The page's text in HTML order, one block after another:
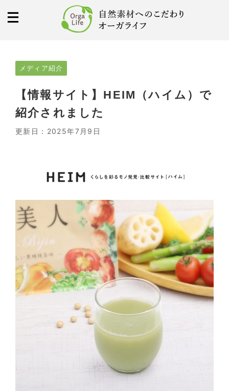
メディア紹介
【情報サイト】HEIM（ハイム）で
紹介されました
更新日： 2025年7月9日